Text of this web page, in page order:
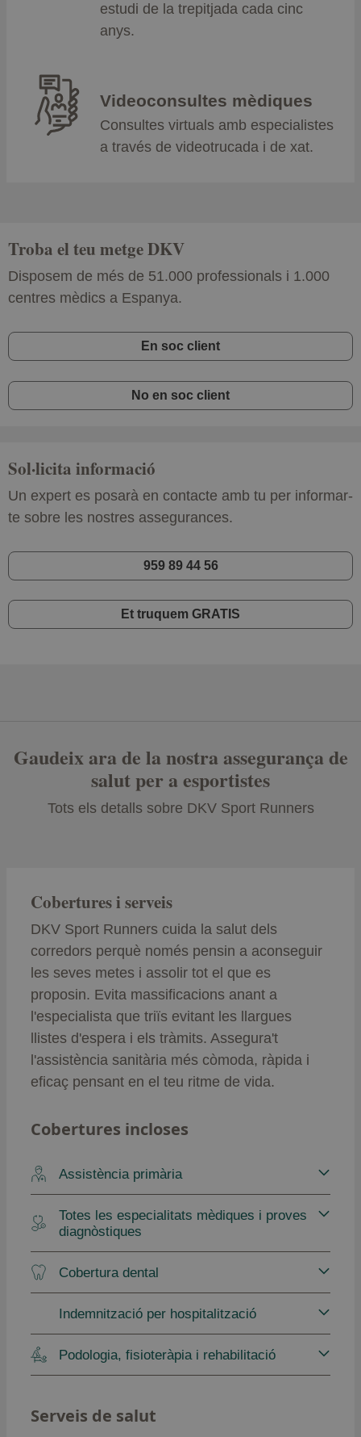
estudi de la trepitjada cada cinc
anys.
Videoconsultes mèdiques
Consultes virtuals amb especialistes
a través de videotrucada i de xat.
Troba el teu metge DKV
Disposem de més de 51.000 professionals i 1.000
centres mèdics a Espanya.
En soc client
No en soc client
Sol·licita informació
Un expert es posarà en contacte amb tu per informar-
te sobre les nostres assegurances.
959 89 44 56
Et truquem GRATIS
Gaudeix ara de la nostra assegurança de
salut per a esportistes
Tots els detalls sobre DKV Sport Runners
Cobertures i serveis
DKV Sport Runners cuida la salut dels
corredors perquè només pensin a aconseguir
les seves metes i assolir tot el que es
proposin. Evita massificacions anant a
l'especialista que triïs evitant les llargues
llistes d'espera i els tràmits. Assegura't
l'assistència sanitària més còmoda, ràpida i
eficaç pensant en el teu ritme de vida.
Cobertures incloses
Assistència primària
Totes les especialitats mèdiques i proves
diagnòstiques
Cobertura dental
Indemnització per hospitalització
Podologia, fisioteràpia i rehabilitació
Serveis de salut